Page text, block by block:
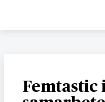
Femtastic